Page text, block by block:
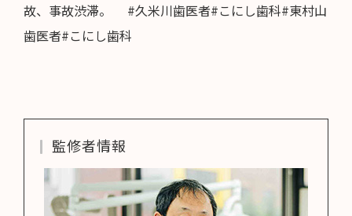
故、事故渋滞。 #久米川歯医者#こにし歯科#東村山
歯医者#こにし歯科
監修者情報